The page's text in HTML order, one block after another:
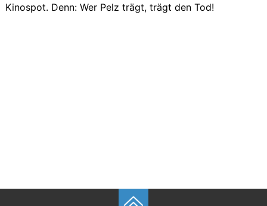
Kinospot. Denn: Wer Pelz trägt, trägt den Tod!